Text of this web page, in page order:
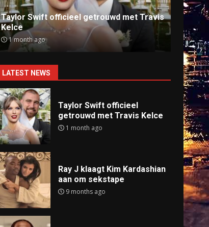
Ray J klaagt Kim Kardashian aan om
sekstape
9 months ago
Anti-
9
LATEST NEWS
Taylor Swift officieel
getrouwd met Travis Kelce
1 month ago
Ray J klaagt Kim Kardashian
aan om sekstape
9 months ago